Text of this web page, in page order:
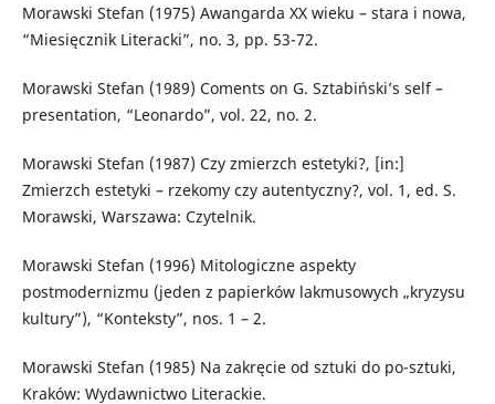
Morawski Stefan (1975) Awangarda XX wieku – stara i nowa,
“Miesięcznik Literacki”, no. 3, pp. 53-72.
Morawski Stefan (1989) Coments on G. Sztabiński’s self –
presentation, “Leonardo”, vol. 22, no. 2.
Morawski Stefan (1987) Czy zmierzch estetyki?, [in:]
Zmierzch estetyki – rzekomy czy autentyczny?, vol. 1, ed. S.
Morawski, Warszawa: Czytelnik.
Morawski Stefan (1996) Mitologiczne aspekty
postmodernizmu (jeden z papierków lakmusowych „kryzysu
kultury”), “Konteksty”, nos. 1 – 2.
Morawski Stefan (1985) Na zakręcie od sztuki do po-sztuki,
Kraków: Wydawnictwo Literackie.